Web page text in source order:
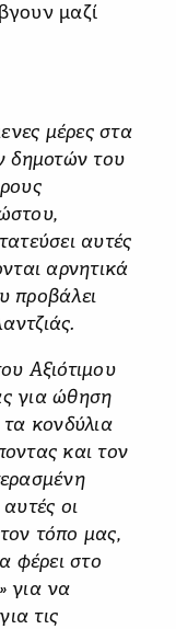
μαζί
μέρες στα
δημοτών του
αυτές
αρνητικά
προβάλει
Αξιότιμου
για ώθηση
κονδύλια
και τον
οι
τόπο μας,
φέρει στο
για να
τις